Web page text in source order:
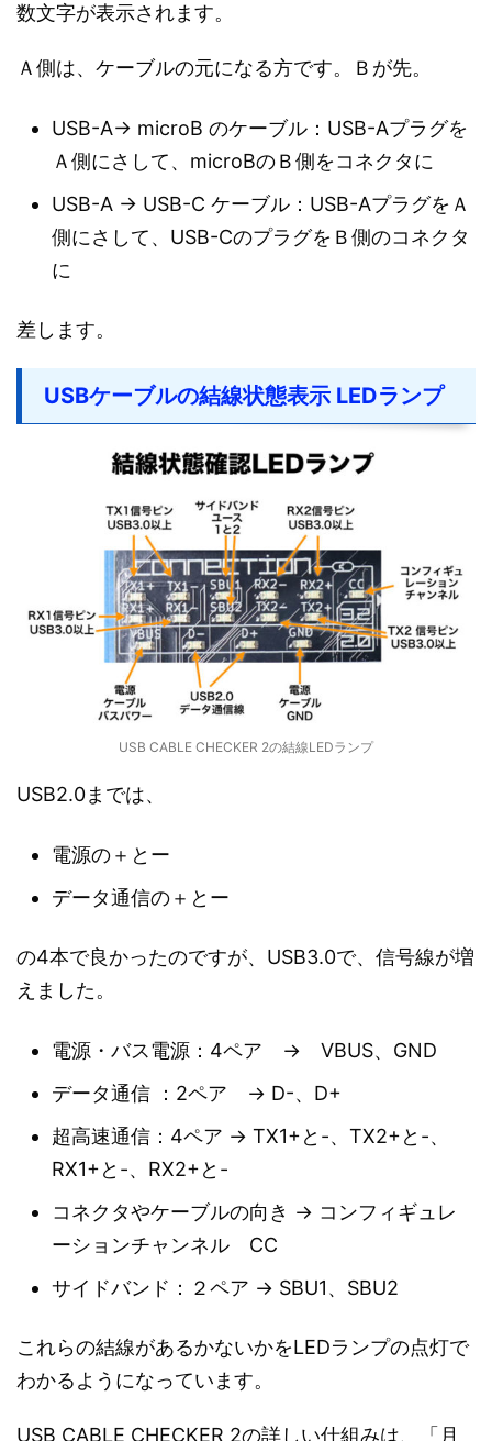
数文字が表示されます。
Ａ側は、ケーブルの元になる方です。Ｂが先。
USB-A→ microB のケーブル：USB-Aプラグを
Ａ側にさして、microBのＢ側をコネクタに
USB-A → USB-C ケーブル：USB-AプラグをＡ
側にさして、USB-CのプラグをＢ側のコネクタ
に
差します。
USBケーブルの結線状態表示 LEDランプ
USB CABLE CHECKER 2の結線LEDランプ
USB2.0までは、
電源の＋とー
データ通信の＋とー
の4本で良かったのですが、USB3.0で、信号線が増
えました。
電源・バス電源：4ペア → VBUS、GND
データ通信 ：2ペア → D-、D+
超高速通信：4ペア → TX1+と-、TX2+と-、
RX1+と-、RX2+と-
コネクタやケーブルの向き → コンフィギュレ
ーションチャンネル CC
サイドバンド：２ペア → SBU1、SBU2
これらの結線があるかないかをLEDランプの点灯で
わかるようになっています。
USB CABLE CHECKER 2の詳しい仕組みは、「月